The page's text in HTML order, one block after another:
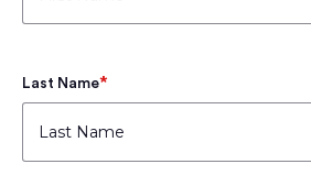
Last Name*